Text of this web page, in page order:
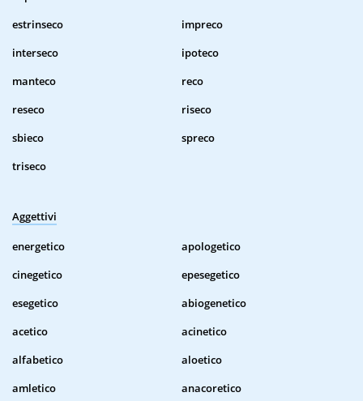
estrinseco
impreco
interseco
ipoteco
manteco
reco
reseco
riseco
sbieco
spreco
triseco
Aggettivi
energetico
apologetico
cinegetico
epesegetico
esegetico
abiogenetico
acetico
acinetico
alfabetico
aloetico
amletico
anacoretico